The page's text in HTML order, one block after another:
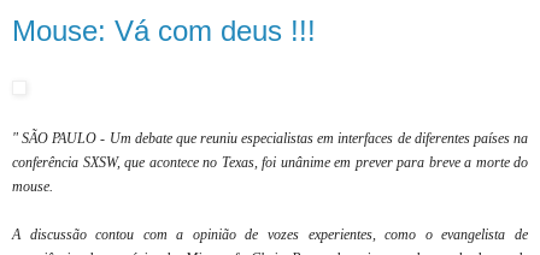
Mouse: Vá com deus !!!
" SÃO PAULO - Um debate que reuniu especialistas em interfaces de diferentes países na
conferência SXSW, que acontece no Texas, foi unânime em prever para breve a morte do
mouse.
A discussão contou com a opinião de vozes experientes, como o evangelista de